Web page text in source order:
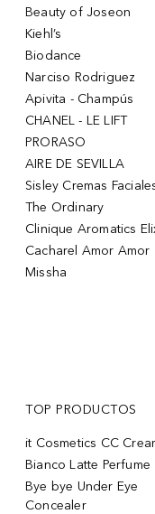
Beauty of Joseon
Kiehl’s
Biodance
Narciso Rodriguez
Apivita - Champús
CHANEL - LE LIFT
PRORASO
AIRE DE SEVILLA
Sisley Cremas
The Ordinary
Clinique Aromatics
Cacharel Amor Amor
Missha
TOP PRODUCTOS
it Cosmetics CC
Bianco Latte Perfume
Bye bye Under Eye
Concealer